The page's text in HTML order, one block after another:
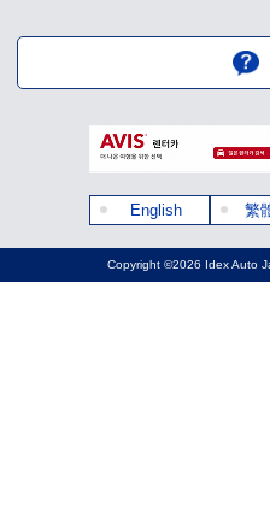
English 繁
Copyright ©2026 Idex Auto